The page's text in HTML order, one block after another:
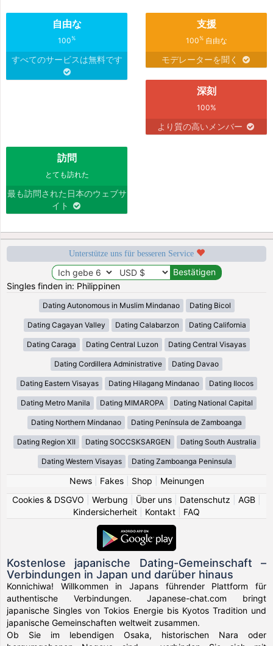
自由な
100%
すべてのサービスは無料です
支援
100%自由な
モデレーターを聞く
深刻
100%
より質の高いメンバー
訪問
とても訪れた
最も訪問された日本のウェブサ
イト
Unterstütze uns für besseren Service
Singles finden in: Philippinen
Dating Autonomous in Muslim Mindanao Dating Bicol
Dating Cagayan Valley Dating Calabarzon Dating California
Dating Caraga Dating Central Luzon Dating Central Visayas
Dating Cordillera Administrative Dating Davao
Dating Eastern Visayas Dating Hilagang Mindanao Dating Ilocos
Dating Metro Manila Dating MIMAROPA Dating National Capital
Dating Northern Mindanao Dating Península de Zamboanga
Dating Region XII Dating SOCCSKSARGEN Dating South Australia
Dating Western Visayas Dating Zamboanga Peninsula
News| Fakes| Shop
Meinungen
Cookies & DSGVO
Werbung Über uns Datenschutz AGB
Kindersicherheit
Kontakt FAQ
Kostenlose japanische Dating-Gemeinschaft –
Verbindungen in Japan und darüber hinaus
Konnichiwa! Willkommen in Japans führender Plattform für
authentische Verbindungen. Japanese-chat.com bringt
japanische Singles von Tokios Energie bis Kyotos Tradition und
japanische Gemeinschaften weltweit zusammen.
Ob Sie im lebendigen Osaka, historischen Nara oder